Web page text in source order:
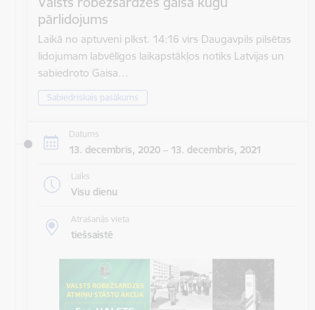
pārlidojums
Laikā no aptuveni plkst. 14:16 virs Daugavpils pilsētas
lidojumam labvēlīgos laikapstākļos notiks Latvijas un
sabiedroto Gaisa…
Sabiedriskais pasākums
Datums
13. decembris, 2020 – 13. decembris, 2021
Laiks
Visu dienu
Atrašanās vieta
tiešsaistē